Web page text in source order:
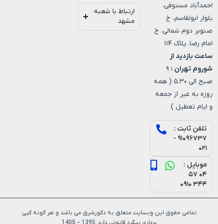
احمدآباد مستوفی،
بلوار ابولقاسم، خ
صنوبر دوم شمالی، خ
امام رضا، پلاک ۱۱۴
ساعت بازدید از
شوروم تهران : ۹
صبح الی ۵.۳۰ ( همه
روزه به غیر از جمعه
و ایام تعطیل )
تلفن ثابت :
۹۱۰۹۶۷۳۷ -
۰۲۱
موبایل :
۰۴ ۵۷
۳۴۴ ۰۹۱۰
ارتباط با شعبه
مشهد
تمامی حقوق این وبسایت متعلق به دکورشرق می باشد و هر گونه کپی